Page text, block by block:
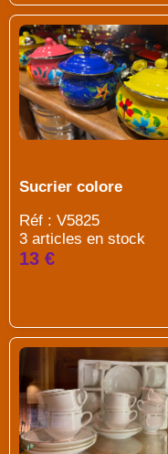
Sucrier colore
Réf : V5825
3 articles en stock
13 €